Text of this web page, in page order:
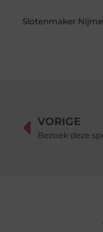
Slotenmaker
VORIGE